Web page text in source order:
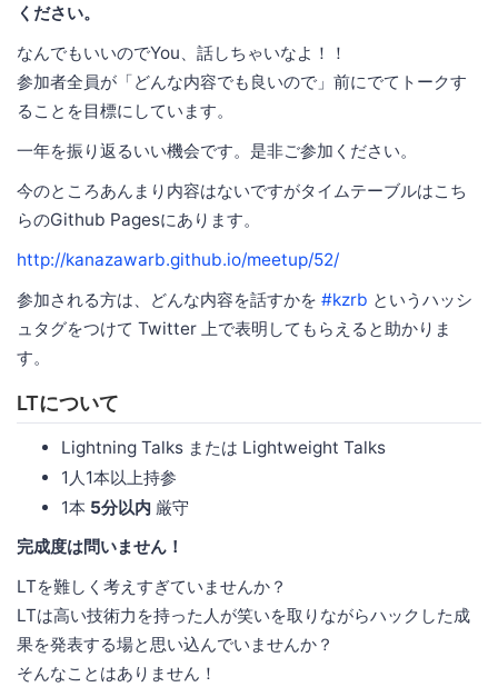
ください。
なんでもいいのでYou、話しちゃいなよ！！
参加者全員が「どんな内容でも良いので」前にでてトークす
ることを目標にしています。
一年を振り返るいい機会です。是非ご参加ください。
今のところあんまり内容はないですがタイムテーブルはこち
らのGithub Pagesにあります。
http://kanazawarb.github.io/meetup/52/
参加される方は、どんな内容を話すかを #kzrb というハッシ
ュタグをつけて Twitter 上で表明してもらえると助かりま
す。
LTについて
Lightning Talks または Lightweight Talks
1人1本以上持参
1本 5分以内 厳守
完成度は問いません！
LTを難しく考えすぎていませんか？
LTは高い技術力を持った人が笑いを取りながらハックした成
果を発表する場と思い込んでいませんか？
そんなことはありません！